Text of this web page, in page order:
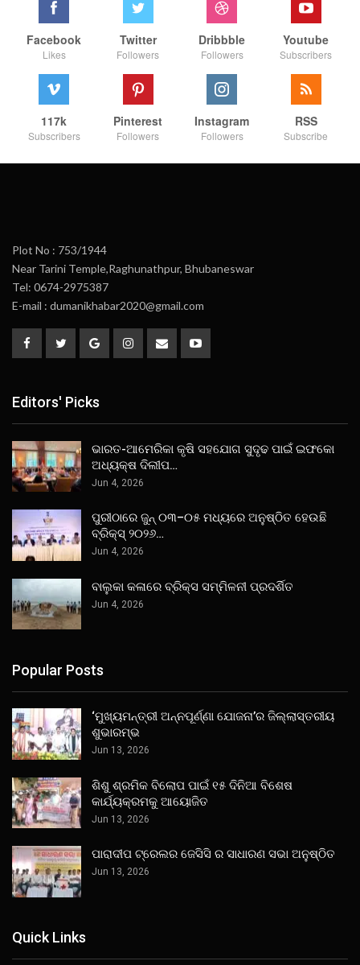
Facebook
Likes
Twitter
Followers
Dribbble
Followers
Youtube
Subscribers
117k
Subscribers
Pinterest
Followers
Instagram
Followers
RSS
Subscribe
Plot No : 753/1944
Near Tarini Temple,Raghunathpur, Bhubaneswar
Tel: 0674-2975387
E-mail : dumanikhabar2020@gmail.com
Editors' Picks
ଭାରତ-ଆମେରିକା କୃଷି ସହଯୋଗ ସୁଦୃଢ ପାଇଁ ଇଫକୋ
ଅଧ୍ୟକ୍ଷ ଦିଲୀପ…
Jun 4, 2026
ପୁରୀଠାରେ ଜୁନ୍ ୦୩–୦୫ ମଧ୍ୟରେ ଅନୁଷ୍ଠିତ ହେଉଛି
ବ୍ରିକ୍ସ୍ ୨୦୨୬…
Jun 4, 2026
ବାଲୁକା କଳାରେ ବ୍ରିକ୍ସ ସମ୍ମିଳନୀ ପ୍ରଦର୍ଶିତ
Jun 4, 2026
Popular Posts
‘ମୁଖ୍ୟମନ୍ତ୍ରୀ ଅନ୍ନପୂର୍ଣ୍ଣା ଯୋଜନା’ର ଜିଲ୍ଲାସ୍ତରୀୟ
ଶୁଭାରମ୍ଭ
Jun 13, 2026
ଶିଶୁ ଶ୍ରମିକ ବିଲୋପ ପାଇଁ ୧୫ ଦିନିଆ ବିଶେଷ
କାର୍ଯ୍ୟକ୍ରମକୁ ଆୟୋଜିତ
Jun 13, 2026
ପାରାଦୀପ ଟ୍ରେଲର ଜେସିସି ର ସାଧାରଣ ସଭା ଅନୁଷ୍ଠିତ
Jun 13, 2026
Quick Links